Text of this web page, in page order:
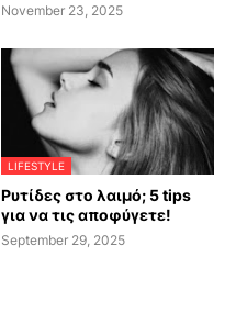
November 23, 2025
LIFESTYLE
Ρυτίδες στο λαιμό; 5 tips
για να τις αποφύγετε!
September 29, 2025